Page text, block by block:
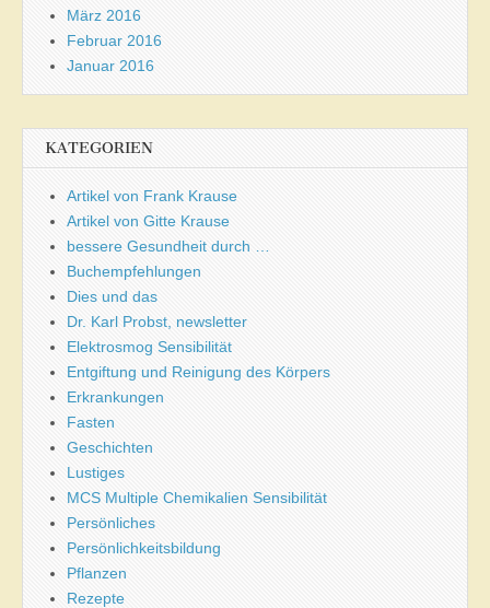
März 2016
Februar 2016
Januar 2016
KATEGORIEN
Artikel von Frank Krause
Artikel von Gitte Krause
bessere Gesundheit durch …
Buchempfehlungen
Dies und das
Dr. Karl Probst, newsletter
Elektrosmog Sensibilität
Entgiftung und Reinigung des Körpers
Erkrankungen
Fasten
Geschichten
Lustiges
MCS Multiple Chemikalien Sensibilität
Persönliches
Persönlichkeitsbildung
Pflanzen
Rezepte